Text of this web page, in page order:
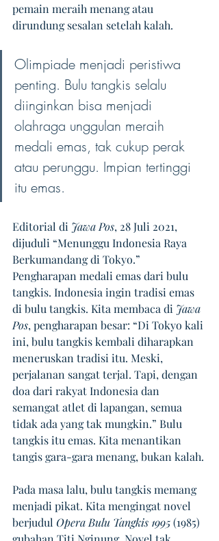
pemain meraih menang atau
dirundung sesalan setelah kalah.
Olimpiade menjadi peristiwa
penting. Bulu tangkis selalu
diinginkan bisa menjadi
olahraga unggulan meraih
medali emas, tak cukup perak
atau perunggu. Impian tertinggi
itu emas.
Editorial di Jawa Pos, 28 Juli 2021,
dijuduli “Menunggu Indonesia Raya
Berkumandang di Tokyo.”
Pengharapan medali emas dari bulu
tangkis. Indonesia ingin tradisi emas
di bulu tangkis. Kita membaca di Jawa
Pos, pengharapan besar: “Di Tokyo kali
ini, bulu tangkis kembali diharapkan
meneruskan tradisi itu. Meski,
perjalanan sangat terjal. Tapi, dengan
doa dari rakyat Indonesia dan
semangat atlet di lapangan, semua
tidak ada yang tak mungkin.” Bulu
tangkis itu emas. Kita menantikan
tangis gara-gara menang, bukan kalah.
Pada masa lalu, bulu tangkis memang
menjadi pikat. Kita mengingat novel
berjudul Opera Bulu Tangkis 1995 (1985)